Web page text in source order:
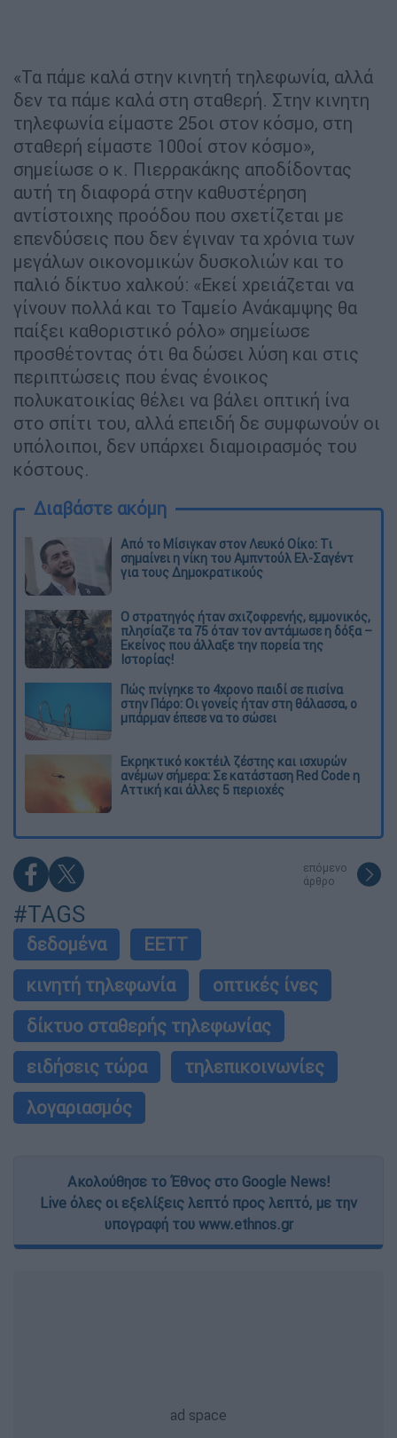
«Τα πάμε καλά στην κινητή τηλεφωνία, αλλά
δεν τα πάμε καλά στη σταθερή. Στην κινητη
τηλεφωνία είμαστε 25οι στον κόσμο, στη
σταθερή είμαστε 100οί στον κόσμο»,
σημείωσε ο κ. Πιερρακάκης αποδίδοντας
αυτή τη διαφορά στην καθυστέρηση
αντίστοιχης προόδου που σχετίζεται με
επενδύσεις που δεν έγιναν τα χρόνια των
μεγάλων οικονομικών δυσκολιών και το
παλιό δίκτυο χαλκού: «Εκεί χρειάζεται να
γίνουν πολλά και το Ταμείο Ανάκαμψης θα
παίξει καθοριστικό ρόλο» σημείωσε
προσθέτοντας ότι θα δώσει λύση και στις
περιπτώσεις που ένας ένοικος
πολυκατοικίας θέλει να βάλει οπτική ίνα
στο σπίτι του, αλλά επειδή δε συμφωνούν οι
υπόλοιποι, δεν υπάρχει διαμοιρασμός του
κόστους.
Διαβάστε ακόμη
Από το Μίσιγκαν στον Λευκό Οίκο: Τι
σημαίνει η νίκη του Αμπντούλ Ελ-Σαγέντ
για τους Δημοκρατικούς
O στρατηγός ήταν σχιζοφρενής, εμμονικός,
πλησίαζε τα 75 όταν τον αντάμωσε η δόξα –
Εκείνος που άλλαξε την πορεία της
Ιστορίας!
Πώς πνίγηκε το 4χρονο παιδί σε πισίνα
στην Πάρο: Οι γονείς ήταν στη θάλασσα, ο
μπάρμαν έπεσε να το σώσει
Εκρηκτικό κοκτέιλ ζέστης και ισχυρών
ανέμων σήμερα: Σε κατάσταση Red Code η
Αττική και άλλες 5 περιοχές
επόμενο
άρθρο
#TAGS
δεδομένα
ΕΕΤΤ
κινητή τηλεφωνία
οπτικές ίνες
δίκτυο σταθερής τηλεφωνίας
ειδήσεις τώρα
τηλεπικοινωνίες
λογαριασμός
Ακολούθησε το Έθνος στο Google News!
Live όλες οι εξελίξεις λεπτό προς λεπτό, με την
υπογραφή του www.ethnos.gr